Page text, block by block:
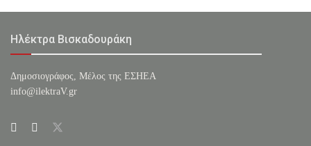
Ηλέκτρα Βισκαδουράκη
Δημοσιογράφος, Μέλος της ΕΣHΕΑ
info@ilektraV.gr